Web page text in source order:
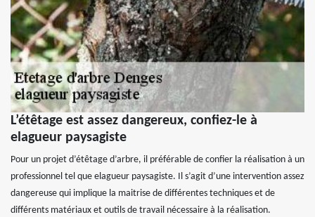
L’étêtage est assez dangereux, confiez-le à
elagueur paysagiste
Pour un projet d’étêtage d’arbre, il préférable de confier la réalisation à un
professionnel tel que elagueur paysagiste. Il s’agit d’une intervention assez
dangereuse qui implique la maitrise de différentes techniques et de
différents matériaux et outils de travail nécessaire à la réalisation.